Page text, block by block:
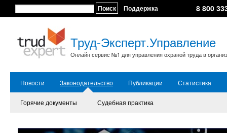
Поиск Поддержка 8 800
Труд-Эксперт.Управление
Онлайн сервис №1 для управления охраной труда в
Новости Законодательство Публикации Статистика
Горячие документы Судебная практика